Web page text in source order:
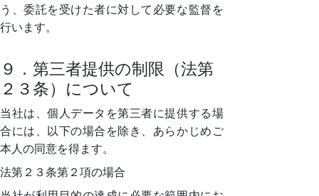
う、委託を受けた者に対して必要な監督を
行います。
９．第三者提供の制限（法第
２３条）について
当社は、個人データを第三者に提供する場
合には、以下の場合を除き、あらかじめご
本人の同意を得ます。
法第２３条第２項の場合